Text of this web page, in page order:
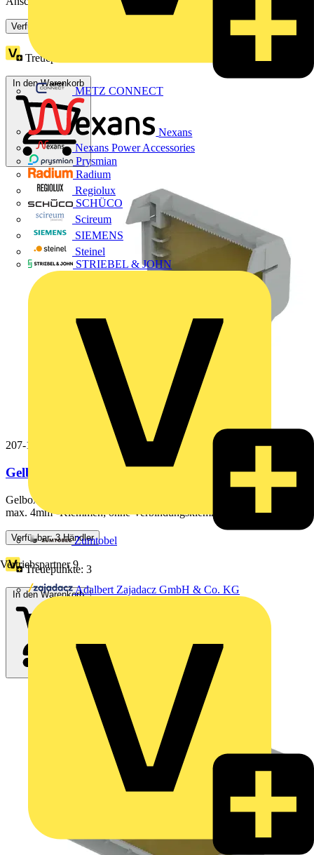
METZ CONNECT
Nexans
Nexans Power Accessories
Prysmian
Radium
Regiolux
SCHÜCO
Scireum
SIEMENS
Steinel
STRIEBEL & JOHN
Zumtobel
Vertriebspartner 9
Adalbert Zajadacz GmbH & Co. KG
Verfügbar: 3 Händler
Treuepunkte:
In den Warenkorb
207-1332
Gelbox,Abzweig,für Aderleitungen,grau
Gelbox; Abzweig; für Aderleitungen; mit Gel; Serie 221, 2x73;
max. 4mm²-Klemmen; ohne Verbindungsklemmen; Größe 2;...
Verfügbar: 3 Händler
Treuepunkte: 3
In den Warenkorb